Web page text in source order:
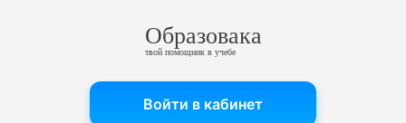
Образовака
твой помощник в учебе
Войти в кабинет